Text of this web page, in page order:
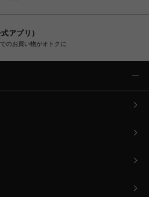
アプリ）
のお買い物がオトクに